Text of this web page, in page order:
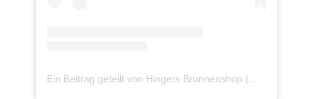
Ein Beitrag geteilt von Hingers Brunnenshop (@revisagegmbh)